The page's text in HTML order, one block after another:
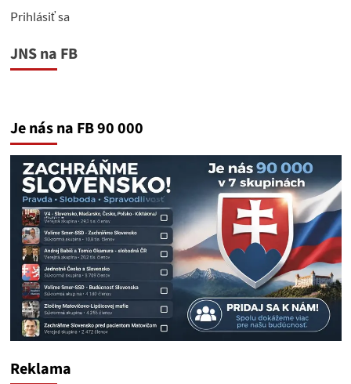
Prihlásiť sa
JNS na FB
Je nás na FB 90 000
Reklama